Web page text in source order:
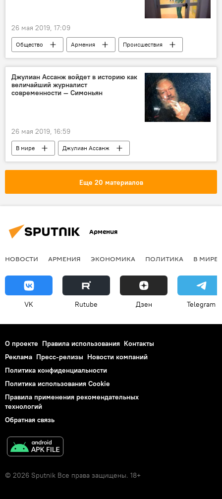
26 мая 2019, 17:09
Общество Армения
Происшествия
попытка
суициды
девушка
Новости Армения
Происшествия и инциденты в Ереване
Джулиан Ассанж войдет в историю как
величайший журналист
современности — Симоньян
26 мая 2019, 16:59
В мире
Джулиан Ассанж
журналист
Маргарита Симоньян
Еще 20 материалов
Армения
НОВОСТИ АРМЕНИЯ ЭКОНОМИКА ПОЛИТИКА В МИРЕ
VK Rutube Дзен Telegram
О проекте Правила использования Контакты
Реклама Пресс-релизы Новости компаний
Политика конфиденциальности
Политика использования Cookie
Правила применения рекомендательных
технологий
Обратная связь
© 2026 Sputnik Все права защищены. 18+